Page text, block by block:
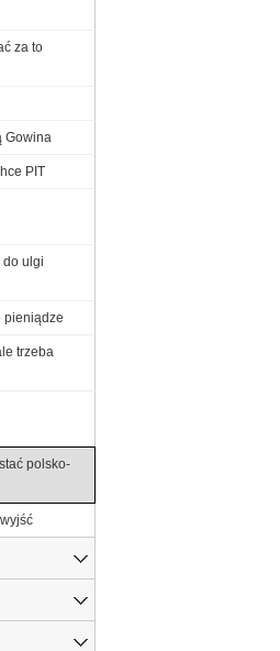
za to
Gowina
PIT
do ulgi
pieniądze
trzeba
polsko-